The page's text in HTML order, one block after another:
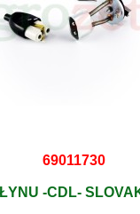
69011730
-CDL-